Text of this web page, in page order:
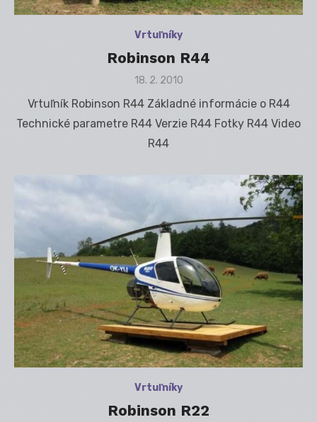
Vrtuľníky
Robinson R44
Posted
18. 2. 2010
Vrtuľník Robinson R44 Základné informácie o R44
Technické parametre R44 Verzie R44 Fotky R44 Video
R44
Vrtuľníky
Robinson R22